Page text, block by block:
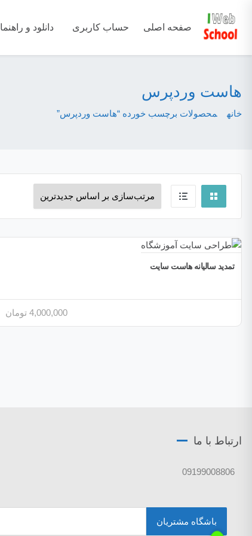
صفحه اصلی حساب کاربری دانلود و راهنما
هاست وردپرس
خانه محصولات برچسب خورده “هاست وردپرس”
تمدید سالیانه هاست سایت
4,000,000 تومان
ارتباط با ما
09199008806